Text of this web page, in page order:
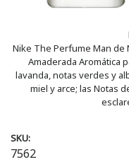
Nike The Perfume Man de
Amaderada Aromática
lavanda, notas verdes y
miel y arce; las Notas
SKU:
7562